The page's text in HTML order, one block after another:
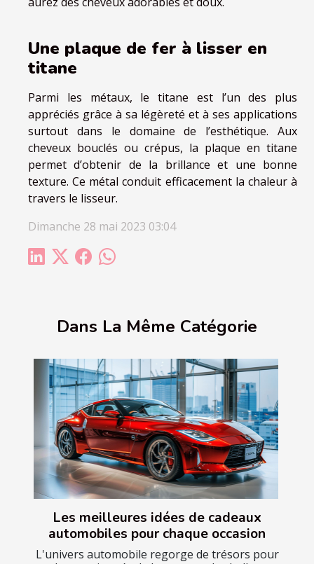
Dans La Même Catégorie
Les meilleures idées de cadeaux
automobiles pour chaque occasion
L'univers automobile regorge de trésors pour
Une plaque de fer à lisser en
titane
Parmi les métaux, le titane est l’un des plus
appréciés grâce à sa légèreté et à ses applications
surtout dans le domaine de l’esthétique. Aux
cheveux bouclés ou crépus, la plaque en titane
permet d’obtenir de la brillance et une bonne
texture. Ce métal conduit efficacement la chaleur à
travers le lisseur.
Dimanche 28 mai 2023 03:04